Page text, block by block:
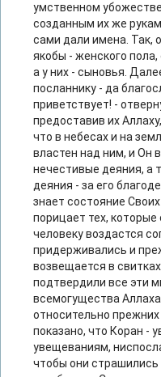
умственном
созданным их же
сами дали имена. Так,
якобы - женского пола,
а у них - сыновья.
посланнику - да
приветствует! -
предоставив их
что в небесах и на
властен над ним, и Он
нечестивые деяния, а
деяния - за его
знает состояние
порицает тех,
человеку воздастся
придерживались и
возвещается в
подтвердили все эти
всемогущества
относительно
показано, что Коран -
увещеваниям,
чтобы они